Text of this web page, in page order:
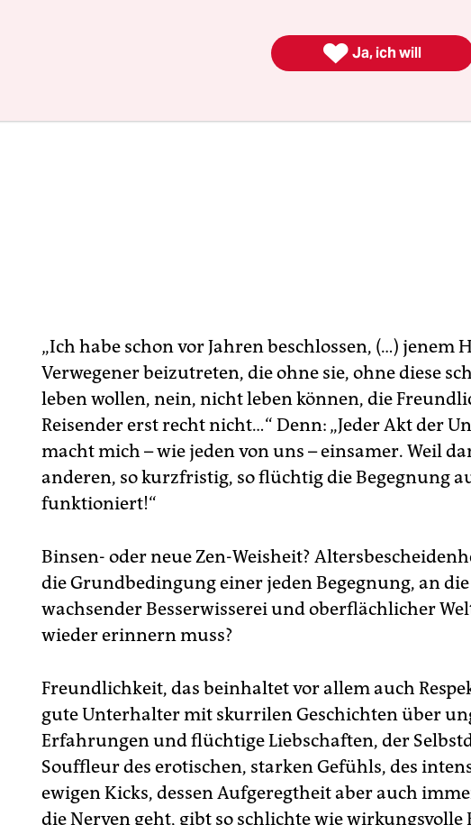
„Ich habe schon vor Jahren beschlossen, (…) jenem
Verwegener beizutreten, die ohne sie, ohne diese
leben wollen, nein, nicht leben können, die
Reisender erst recht nicht…“ Denn: „Jeder Akt der
macht mich – wie jeden von uns – einsamer. Weil
anderen, so kurzfristig, so flüchtig die Begegnung
funktioniert!“
Binsen- oder neue Zen-Weisheit?
die Grundbedingung einer jeden Begegnung, an
wachsender Besserwisserei und oberflächlicher
wieder erinnern muss?
Freundlichkeit, das beinhaltet vor allem auch
gute Unterhalter mit skurrilen Geschichten über
Erfahrungen und flüchtige Liebschaften, der
Souffleur des erotischen, starken Gefühls, des
ewigen Kicks, dessen Aufgeregtheit aber auch
die Nerven geht, gibt so schlichte wie wirkungsvolle
 Ja, ich will